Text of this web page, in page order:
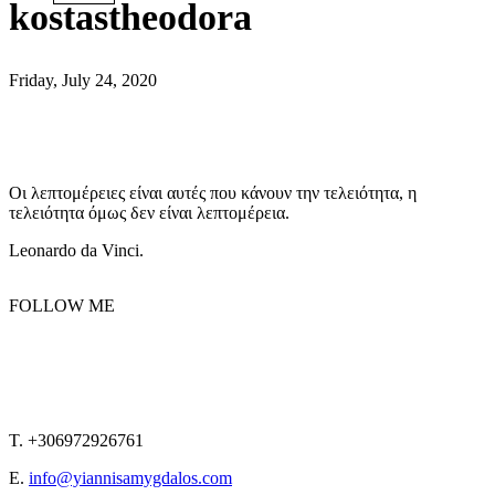
kostastheodora
Friday, July 24, 2020
Οι λεπτομέρειες είναι αυτές που κάνουν την τελειότητα, η
τελειότητα όμως δεν είναι λεπτομέρεια.
Leonardo da Vinci.
FOLLOW ME
T. +306972926761
E. info@yiannisamygdalos.com